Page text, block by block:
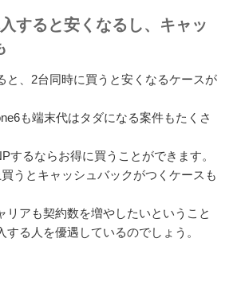
すると安くなるし、キャッ
と、2台同時に買うと安くなるケースが
も端末代はタダになる案件もたくさ
するならお得に買うことができます。
うとキャッシュバックがつくケースも
リアも契約数を増やしたいということ
する人を優遇しているのでしょう。